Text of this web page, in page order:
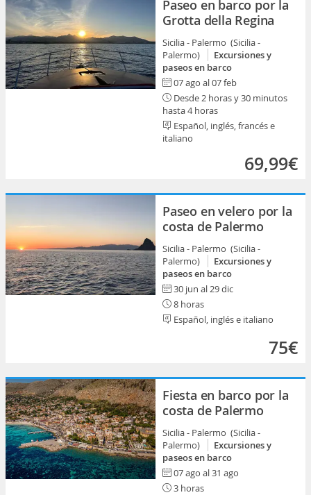
Paseo en barco por la
Grotta della Regina
Sicilia - Palermo (Sicilia -
Palermo)
Excursiones y
paseos en barco
07 ago al 07 feb
Desde 2 horas y 30 minutos
hasta 4 horas
Español, inglés, francés e
italiano
69,99€
Paseo en velero por la
costa de Palermo
Sicilia - Palermo (Sicilia -
Palermo)
Excursiones y
paseos en barco
30 jun al 29 dic
8 horas
Español, inglés e italiano
75€
Fiesta en barco por la
costa de Palermo
Sicilia - Palermo (Sicilia -
Palermo)
Excursiones y
paseos en barco
07 ago al 31 ago
3 horas